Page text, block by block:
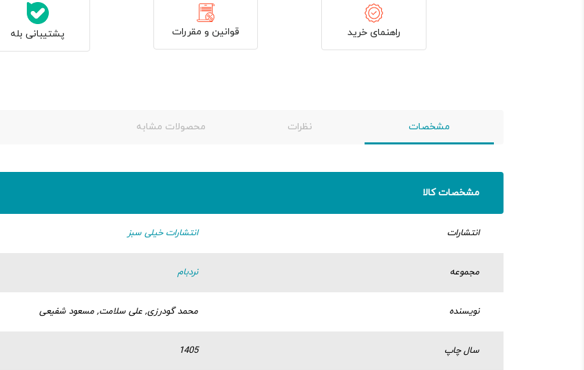
راهنمای خرید قوانین و مقررات پشتیبانی بله
مشخصات نظرات محصولات مشابه
مشخصات کالا
انتشارات انتشارات خیلی سبز
مجموعه نردبام
نویسنده محمد گودرزی, علی سلامت, مسعود شفیعی
سال چاپ 1405